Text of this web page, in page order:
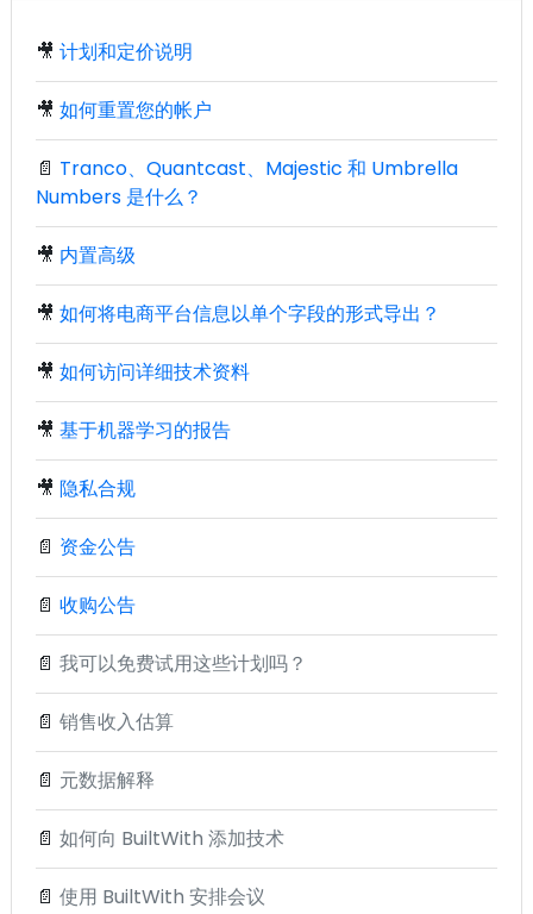
🎥 计划和定价说明
🎥 如何重置您的帐户
📄 Tranco、Quantcast、Majestic 和 Umbrella
Numbers 是什么？
🎥 内置高级
🎥 如何将电商平台信息以单个字段的形式导出？
🎥 如何访问详细技术资料
🎥 基于机器学习的报告
🎥 隐私合规
📄 资金公告
📄 收购公告
📄 我可以免费试用这些计划吗？
📄 销售收入估算
📄 元数据解释
📄 如何向 BuiltWith 添加技术
📄 使用 BuiltWith 安排会议